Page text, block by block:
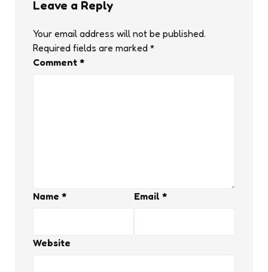
Leave a Reply
Your email address will not be published.
Required fields are marked *
Comment *
Name * Email *
Website